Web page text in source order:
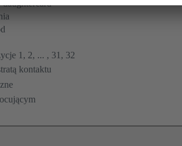
1, 2, ... , 31, 32
kontaktu